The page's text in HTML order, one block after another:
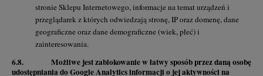
stronie Sklepu Internetowego, informacje na temat urządzeń i
przeglądarek z których odwiedzają stronę, IP oraz domenę, dane
geograficzne oraz dane demograficzne (wiek, płeć) i
zainteresowania.
6.8. Możliwe jest zablokowanie w łatwy sposób przez daną osobę
udostępniania do Google Analytics informacji o jej aktywności na